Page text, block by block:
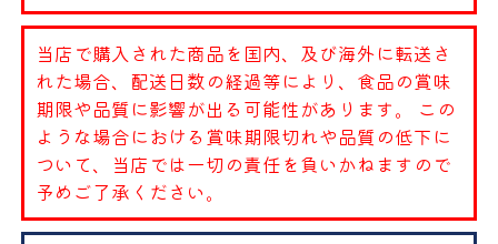
当店で購入された商品を国内、及び海外に転送さ
れた場合、配送日数の経過等により、食品の賞味
期限や品質に影響が出る可能性があります。 この
ような場合における賞味期限切れや品質の低下に
ついて、当店では一切の責任を負いかねますので
予めご了承ください。